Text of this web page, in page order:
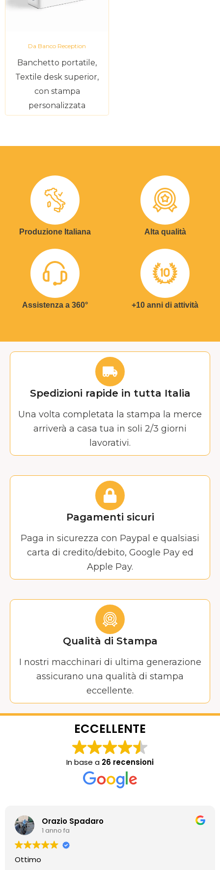
Da Banco Reception
Banchetto portatile,
Textile desk superior,
con stampa
personalizzata
Produzione Italiana Alta qualità
Assistenza a 360° +10 anni di attività
Spedizioni rapide in tutta Italia
Una volta completata la stampa la merce
arriverà a casa tua in soli 2/3 giorni
lavorativi.
Pagamenti sicuri
Paga in sicurezza con Paypal e qualsiasi
carta di credito/debito, Google Pay ed
Apple Pay.
Qualità di Stampa
I nostri macchinari di ultima generazione
assicurano una qualità di stampa
eccellente.
ECCELLENTE
In base a 26 recensioni
Orazio Spadaro
1 anno fa
Ottimo